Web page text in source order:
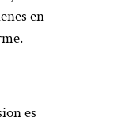
en
es